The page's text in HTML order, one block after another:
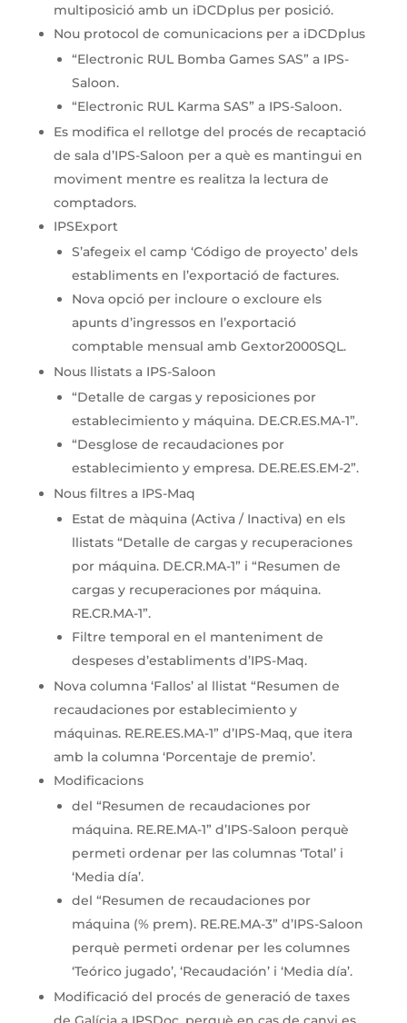
multiposició amb un iDCDplus per posició.
Nou protocol de comunicacions per a iDCDplus
“Electronic RUL Bomba Games SAS” a IPS-
Saloon.
“Electronic RUL Karma SAS” a IPS-Saloon.
Es modifica el rellotge del procés de recaptació
de sala d’IPS-Saloon per a què es mantingui en
moviment mentre es realitza la lectura de
comptadors.
IPSExport
S’afegeix el camp ‘Código de proyecto’ dels
establiments en l’exportació de factures.
Nova opció per incloure o excloure els
apunts d’ingressos en l’exportació
comptable mensual amb Gextor2000SQL.
Nous llistats a IPS-Saloon
“Detalle de cargas y reposiciones por
establecimiento y máquina. DE.CR.ES.MA-1”.
“Desglose de recaudaciones por
establecimiento y empresa. DE.RE.ES.EM-2”.
Nous filtres a IPS-Maq
Estat de màquina (Activa / Inactiva) en els
llistats “Detalle de cargas y recuperaciones
por máquina. DE.CR.MA-1” i “Resumen de
cargas y recuperaciones por máquina.
RE.CR.MA-1”.
Filtre temporal en el manteniment de
despeses d’establiments d’IPS-Maq.
Nova columna ‘Fallos’ al llistat “Resumen de
recaudaciones por establecimiento y
máquinas. RE.RE.ES.MA-1” d’IPS-Maq, que itera
amb la columna ‘Porcentaje de premio’.
Modificacions
del “Resumen de recaudaciones por
máquina. RE.RE.MA-1” d’IPS-Saloon perquè
permeti ordenar per las columnas ‘Total’ i
‘Media día’.
del “Resumen de recaudaciones por
máquina (% prem). RE.RE.MA-3” d’IPS-Saloon
perquè permeti ordenar per les columnes
‘Teórico jugado’, ‘Recaudación’ i ‘Media día’.
Modificació del procés de generació de taxes